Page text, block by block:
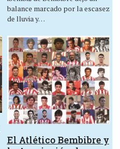
balance marcado por la escasez
de lluvia y…
El Atlético Bembibre y